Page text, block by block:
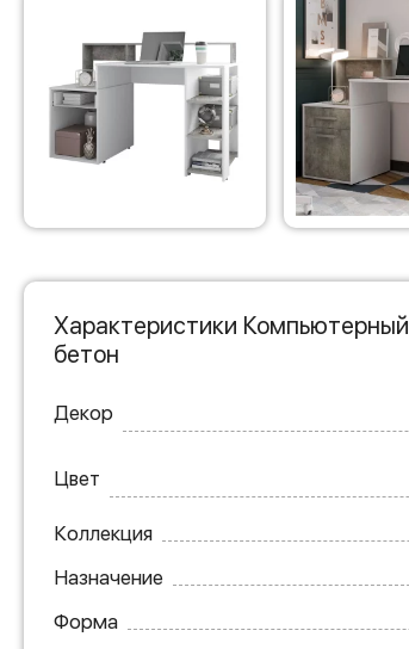
Характеристики
бетон
Декор
Цвет
Коллекция
Назначение
Форма